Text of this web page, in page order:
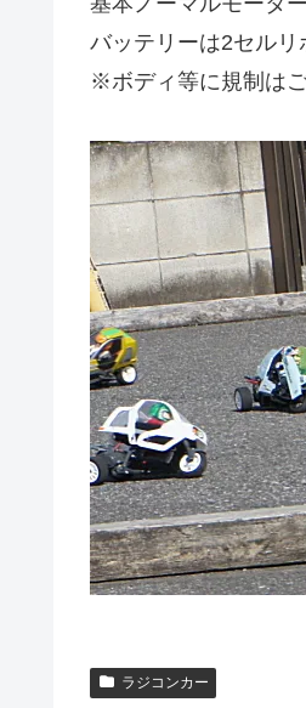
バッテリーは2セルリ
※ボディ等に規制はご
ラジコンカー